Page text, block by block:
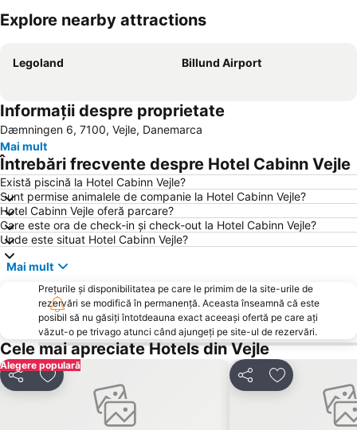
Explore nearby attractions
Legoland Billund Airport
Informații despre proprietate
Dæmningen 6, 7100, Vejle, Danemarca
Mai mult
Întrebări frecvente despre Hotel Cabinn Vejle
Există piscină la Hotel Cabinn Vejle?
Sunt permise animalele de companie la Hotel Cabinn Vejle?
Hotel Cabinn Vejle oferă parcare?
Care este ora de check-in și check-out la Hotel Cabinn Vejle?
Unde este situat Hotel Cabinn Vejle?
Mai mult
Prețurile și disponibilitatea pe care le primim de la site-urile de
rezervări se modifică în permanență. Aceasta înseamnă că este
posibil să nu găsiți întotdeauna exact aceeași ofertă pe care ați
văzut-o pe trivago atunci când ajungeți pe site-ul de rezervări.
Cele mai apreciate Hotels din Vejle
Alegere populară
DistribuițiAdăugaţi la favorite DistribuițiAdăugaţi la